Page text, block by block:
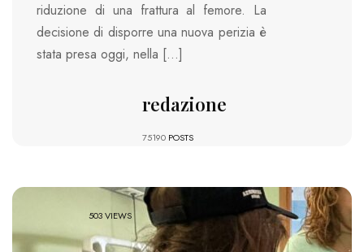
riduzione di una frattura al femore. La
decisione di disporre una nuova perizia è
stata presa oggi, nella […]
redazione
75190 POSTS
503 VIEWS